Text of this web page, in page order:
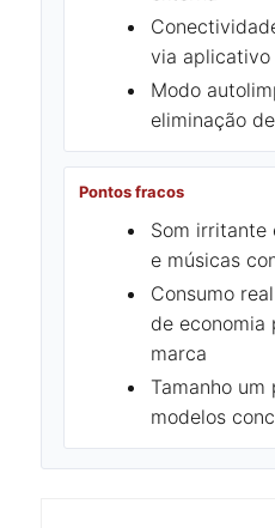
via aplicativo
Modo
eliminação
Pontos fracos
Som irritante
e músicas
Consumo
de economia
marca
Tamanho um
modelos